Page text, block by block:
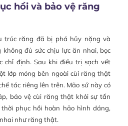
hồi và bảo vệ răng
trúc răng đã bị phá hủy nặng và
đủ sức chịu lực ăn nhai, bọc
chỉ định. Sau khi điều trị sạch vết
lớp mỏng bên ngoài cùi răng thật
tác riêng lên trên. Mão sứ này có
bảo vệ cùi răng thật khỏi sự tấn
phục hồi hoàn hảo hình dáng,
như răng thật.